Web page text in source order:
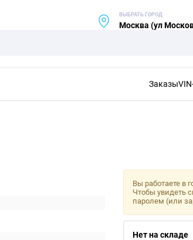
ВЫБРАТЬ ГОРОД
Москва (ул
Заказы
Вы работаете в
Чтобы увидеть
паролем (или
Нет на складе